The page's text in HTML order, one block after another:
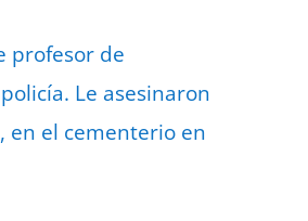
profesor de
Le asesinaron
en el cementerio en